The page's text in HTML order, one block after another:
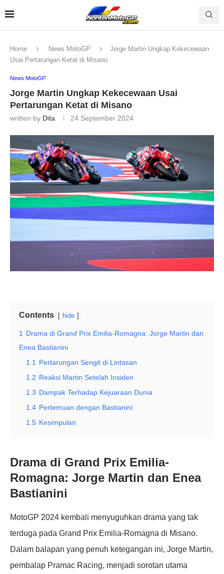
Home News MotoGP
Jorge Martin Ungkap Kekecewaan
Usai Pertarungan Ketat di Misano
News MotoGP
Jorge Martin Ungkap Kekecewaan Usai
Pertarungan Ketat di Misano
written by Dita 24 September 2024
Contents hide
1
Drama di Grand Prix Emilia-Romagna: Jorge Martin dan
Enea Bastianini
1.1
Pertarungan Sengit di Lintasan
1.2 Reaksi Martin Setelah Insiden
1.3 Dampak Terhadap Kejuaraan Dunia
1.4 Pertemuan dengan Bastianini
1.5 Kesimpulan
Drama di Grand Prix Emilia-
Romagna: Jorge Martin dan Enea
Bastianini
MotoGP 2024 kembali menyuguhkan drama yang tak
terduga pada Grand Prix Emilia-Romagna di Misano.
Dalam balapan yang penuh ketegangan ini, Jorge Martin,
pembalap Pramac Racing, menjadi sorotan utama